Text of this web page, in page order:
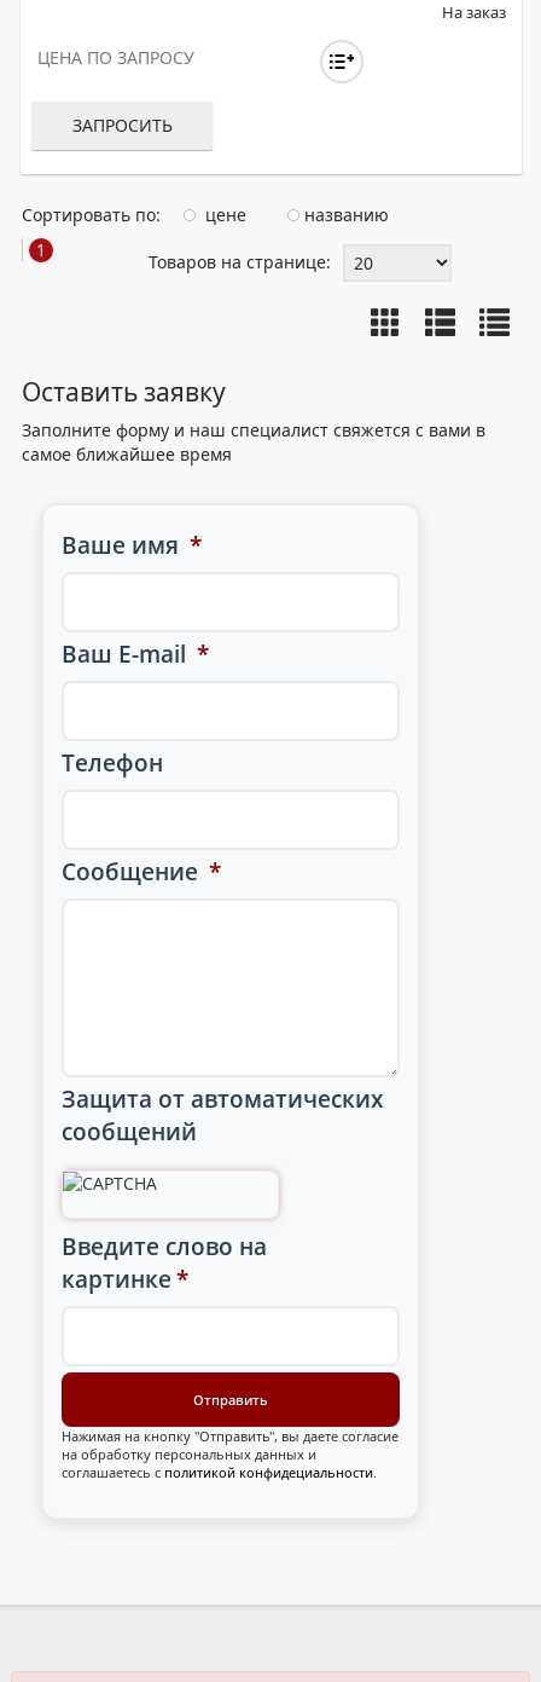
На заказ
ЦЕНА ПО ЗАПРОСУ
ЗАПРОСИТЬ
Сортировать по: цене
названию
1
Товаров на странице:
Оставить заявку
Заполните форму и наш специалист свяжется с вами в
самое ближайшее время
Ваше имя *
Ваш E-mail *
Телефон
Сообщение *
Защита от автоматических
сообщений
Введите слово на
картинке *
Нажимая на кнопку "Отправить", вы даете согласие
на обработку персональных данных и
соглашаетесь с политикой конфидециальности.